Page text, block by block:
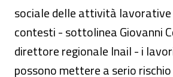
sociale delle attività
contesti - sottolinea Giovanni
direttore regionale Inail - i
possono mettere a serio